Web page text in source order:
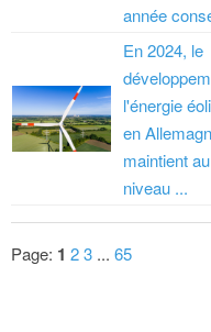
année
En 2024, le
l'énergie
en
maintient au
niveau ...
Page: 1 23 ... 65